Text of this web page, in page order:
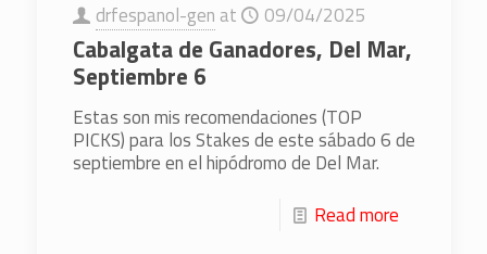
drfespanol-gen at 09/04/2025
Cabalgata de Ganadores, Del Mar,
Septiembre 6
Estas son mis recomendaciones (TOP
PICKS) para los Stakes de este sábado 6 de
septiembre en el hipódromo de Del Mar.
Read more